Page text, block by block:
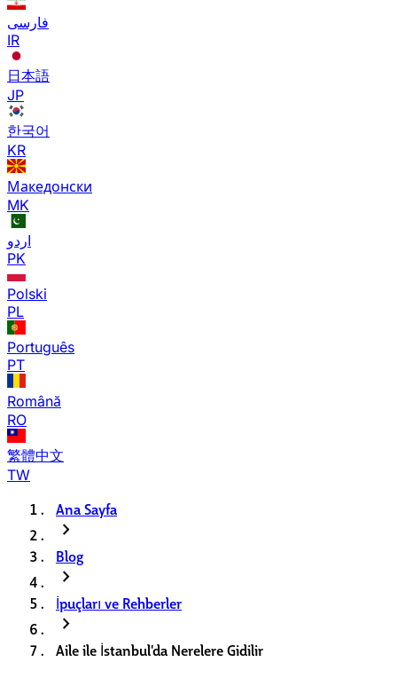
فارسی
IR
日本語
JP
한국어
KR
Македонски
MK
اردو
PK
Polski
PL
Português
PT
Română
RO
繁體中文
TW
Ana Sayfa
chevron_right
Blog
chevron_right
İpuçları ve Rehberler
chevron_right
Aile ile İstanbul'da Nerelere Gidilir